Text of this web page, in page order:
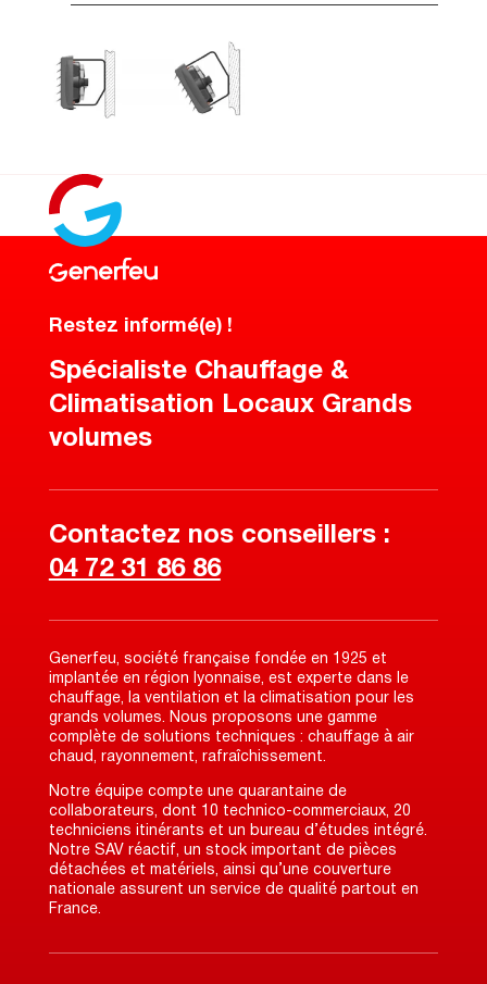
Restez informé(e) !
Spécialiste Chauffage &
Climatisation Locaux Grands
volumes
Contactez nos conseillers :
04 72 31 86 86
Generfeu, société française fondée en 1925 et
implantée en région lyonnaise, est experte dans le
chauffage, la ventilation et la climatisation pour les
grands volumes. Nous proposons une gamme
complète de solutions techniques : chauffage à air
chaud, rayonnement, rafraîchissement.
Notre équipe compte une quarantaine de
collaborateurs, dont 10 technico-commerciaux, 20
techniciens itinérants et un bureau d’études intégré.
Notre SAV réactif, un stock important de pièces
détachées et matériels, ainsi qu’une couverture
nationale assurent un service de qualité partout en
France.